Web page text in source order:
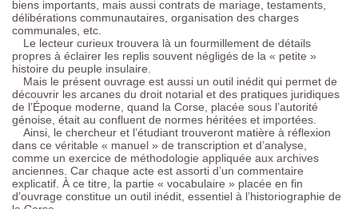
biens importants, mais aussi contrats de mariage, testaments,
délibérations communautaires, organisation des charges
communales, etc.
Le lecteur curieux trouvera là un fourmillement de détails
propres à éclairer les replis souvent négligés de la « petite »
histoire du peuple insulaire.
Mais le présent ouvrage est aussi un outil inédit qui permet de
découvrir les arcanes du droit notarial et des pratiques juridiques
de l’Époque moderne, quand la Corse, placée sous l’autorité
génoise, était au confluent de normes héritées et importées.
Ainsi, le chercheur et l’étudiant trouveront matière à réflexion
dans ce véritable « manuel » de transcription et d’analyse,
comme un exercice de méthodologie appliquée aux archives
anciennes. Car chaque acte est assorti d’un commentaire
explicatif. À ce titre, la partie « vocabulaire » placée en fin
d’ouvrage constitue un outil inédit, essentiel à l’historiographie de